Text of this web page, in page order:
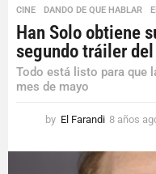
CINE ,DANDO DE QUE HABLAR ,
Han Solo obtiene
segundo tráiler
Todo está listo para que
mes de mayo
by El Farandi 8 años